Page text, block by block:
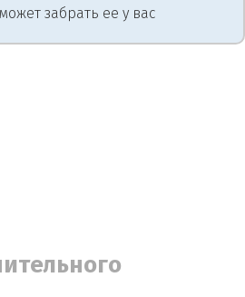
забрать ее у вас